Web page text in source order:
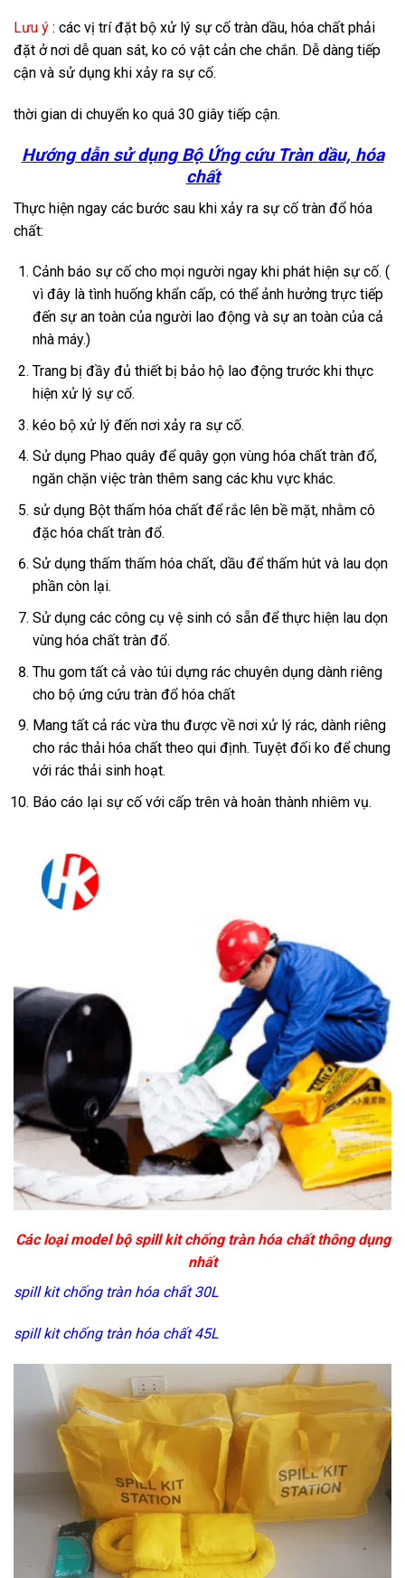
Lưu ý : các vị trí đặt bộ xử lý sự cố tràn dầu, hóa chất phải
đặt ở nơi dễ quan sát, ko có vật cản che chắn. Dễ dàng tiếp
cận và sử dụng khi xảy ra sự cố.
thời gian di chuyển ko quá 30 giây tiếp cận.
Hướng dẫn sử dụng Bộ Ứng cứu Tràn dầu, hóa
chất
Thực hiện ngay các bước sau khi xảy ra sự cố tràn đổ hóa
chất:
Cảnh báo sự cố cho mọi người ngay khi phát hiện sự cố. (
vì đây là tình huống khẩn cấp, có thể ảnh hưởng trực tiếp
đến sự an toàn của người lao động và sự an toàn của cả
nhà máy.)
Trang bị đầy đủ thiết bị bảo hộ lao động trước khi thực
hiện xử lý sự cố.
kéo bộ xử lý đến nơi xảy ra sự cố.
Sử dụng Phao quây để quây gọn vùng hóa chất tràn đổ,
ngăn chặn việc tràn thêm sang các khu vực khác.
sử dụng Bột thấm hóa chất để rắc lên bề mặt, nhằm cô
đặc hóa chất tràn đổ.
Sử dụng thấm thấm hóa chất, dầu để thấm hút và lau dọn
phần còn lại.
Sử dụng các công cụ vệ sinh có sẵn để thực hiện lau dọn
vùng hóa chất tràn đổ.
Thu gom tất cả vào túi dựng rác chuyên dụng dành riêng
cho bộ ứng cứu tràn đổ hóa chất
Mang tất cả rác vừa thu được về nơi xử lý rác, dành riêng
cho rác thải hóa chất theo qui định. Tuyệt đối ko để chung
với rác thải sinh hoạt.
Báo cáo lại sự cố với cấp trên và hoàn thành nhiêm vụ.
Các loại model bộ spill kit chống tràn hóa chất thông dụng
nhất
spill kit chống tràn hóa chất 30L
spill kit chống tràn hóa chất 45L